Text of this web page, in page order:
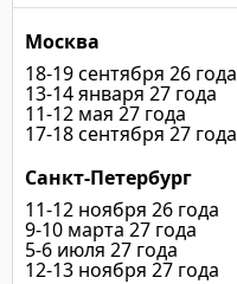
Москва
18-19 сентября 26 года
13-14 января 27 года
11-12 мая 27 года
17-18 сентября 27 года
Санкт-Петербург
11-12 ноября 26 года
9-10 марта 27 года
5-6 июля 27 года
12-13 ноября 27 года